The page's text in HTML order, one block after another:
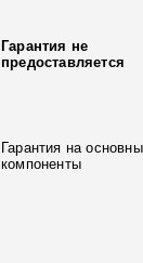
Гарантия не
предоставляется
Гарантия на
компоненты